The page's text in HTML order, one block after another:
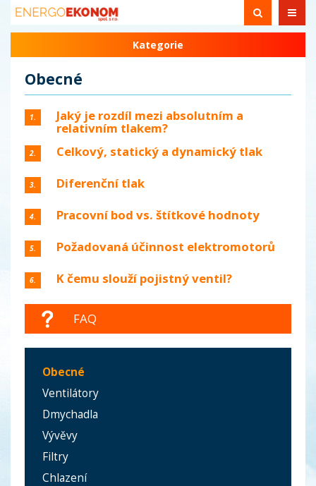
Kategorie
Obecné
1. Jaký je rozdíl mezi absolutním a
relativním tlakem?
2. Celkový, statický a dynamický tlak
3. Diferenční tlak
4. Pracovní bod vs. štítkové hodnoty
5. Požadovaná účinnost elektromotorů
6. K čemu slouží pojistný ventil?
FAQ
Obecné
Ventilátory
Dmychadla
Vývěvy
Filtry
Chlazení